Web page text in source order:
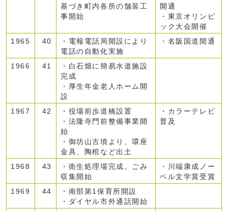
基づき町内各所の舗装工
事開始
開通
・東京オリンピ
ック大会開催
1965
40
・電報電話局開設により
電話の自動化実施
・名阪国道開通
1966 41
・白石畑に簡易水道施設
完成
・厚生年金老人ホーム開
設
1967
42
・役場前歩道橋設置
・法隆寺門前整備事業開
始
・御坊山古墳より、環座
金具、陶棺など出土
・カラーテレビ
普及
1968 43
・衛生処理場完成。ごみ
収集開始
・川端康成ノー
ベル文学賞受賞
1969
44
・南部第1保育所開設
・ダイヤル市外通話開始